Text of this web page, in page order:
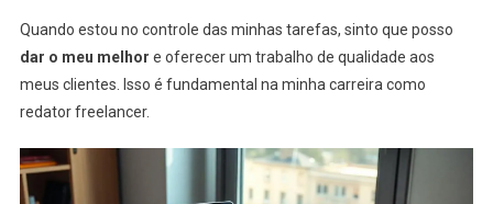
Quando estou no controle das minhas tarefas, sinto que posso
dar o meu melhor e oferecer um trabalho de qualidade aos
meus clientes. Isso é fundamental na minha carreira como
redator freelancer.